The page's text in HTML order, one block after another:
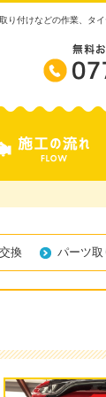
り付けなどの作業、タ
換 パーツ取